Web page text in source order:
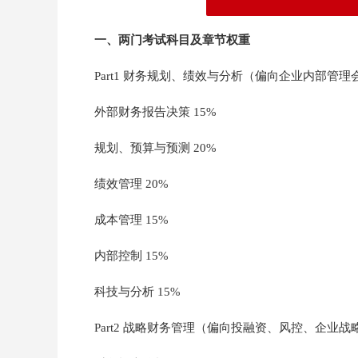
一、两门考试科目及章节权重
Part1 财务规划、绩效与分析（偏向企业内部管理
外部财务报告决策 15%
规划、预算与预测 20%
绩效管理 20%
成本管理 15%
内部控制 15%
科技与分析 15%
Part2 战略财务管理（偏向投融资、风控、企业战